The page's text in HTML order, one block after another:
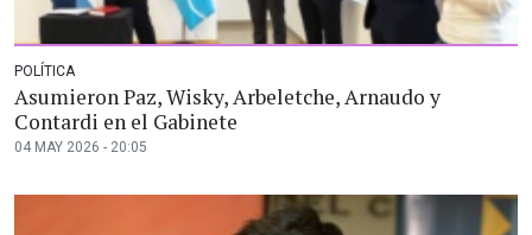
POLÍTICA
Asumieron Paz, Wisky, Arbeletche, Arnaudo y
Contardi en el Gabinete
04 MAY 2026 - 20:05